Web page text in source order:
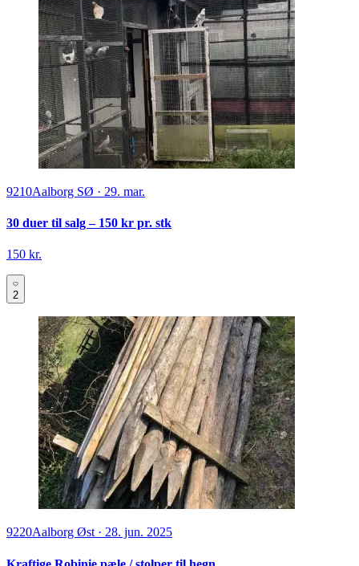
9210Aalborg SØ · 29. mar.
30 duer til salg – 150 kr pr. stk
150 kr.
2
9220Aalborg Øst · 28. jun. 2025